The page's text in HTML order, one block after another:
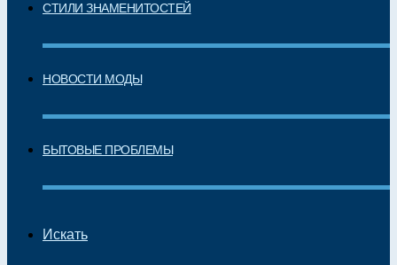
СТИЛИ ЗНАМЕНИТОСТЕЙ
НОВОСТИ МОДЫ
БЫТОВЫЕ ПРОБЛЕМЫ
Искать